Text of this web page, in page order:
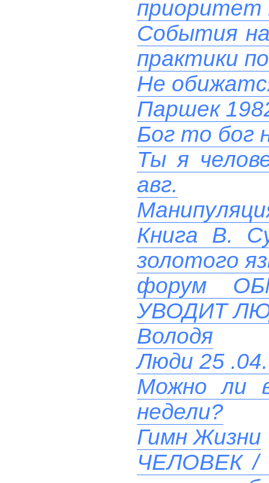
приоритет
События
практики
Не
Паршек
Бог то бог
Ты я
авг.
Книга В.
золотого
форум
УВОДИТ
Володя
Люди 25
Можно ли
недели?
Гимн Жизни
ЧЕЛОВЕК /